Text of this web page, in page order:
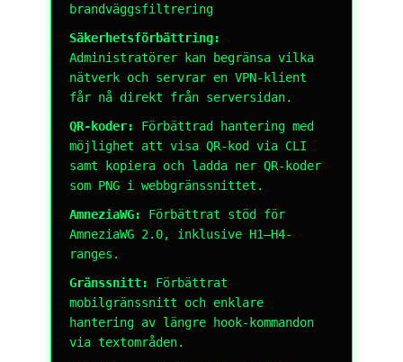
brandväggsfiltrering
Säkerhetsförbättring:
Administratörer kan begränsa vilka
nätverk och servrar en VPN-klient
får nå direkt från serversidan.
QR-koder:
Förbättrad hantering med
möjlighet att visa QR-kod via CLI
samt kopiera och ladda ner QR-koder
som PNG i webbgränssnittet.
AmneziaWG:
Förbättrat stöd för
AmneziaWG 2.0, inklusive H1–H4-
ranges.
Gränssnitt:
Förbättrat
mobilgränssnitt och enklare
hantering av längre hook-kommandon
via textområden.